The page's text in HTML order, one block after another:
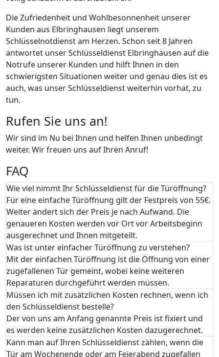
Die Zufriedenheit und Wohlbesonnenheit unserer
Kunden aus Elbringhausen liegt unserem
Schlüsselnotdienst am Herzen. Schon seit 8 Jahren
antwortet unser Schlüsseldienst Elbringhausen auf die
Notrufe unserer Kunden und hilft Ihnen in den
schwierigsten Situationen weiter und genau dies ist es
auch, was unser Schlüsseldienst weiterhin vorhat, zu
tun.
Rufen Sie uns an!
Wir sind im Nu bei Ihnen und helfen Ihnen unbedingt
weiter. Wir freuen uns auf Ihren Anruf!
FAQ
Wie viel nimmt Ihr Schlüsseldienst für die Türöffnung?
Für eine einfache Türöffnung gilt der Festpreis von 55€.
Weiter ändert sich der Preis je nach Aufwand. Die
genaueren Kosten werden vor Ort vor Arbeitsbeginn
ausgerechnet und Ihnen mitgeteilt.
Was ist unter einfacher Türöffnung zu verstehen?
Mit der einfachen Türöffnung ist die Öffnung von einer
zugefallenen Tür gemeint, wobei keine weiteren
Reparaturen durchgeführt werden müssen.
Müssen ich mit zusätzlichen Kosten rechnen, wenn ich
den Schlüsseldienst bestelle?
Der von uns am Anfang genannte Preis ist fixiert und
es werden keine zusätzlichen Kosten dazugerechnet.
Kann man auf Ihren Schlüsseldienst zählen, wenn die
Tür am Wochenende oder am Feierabend zugefallen